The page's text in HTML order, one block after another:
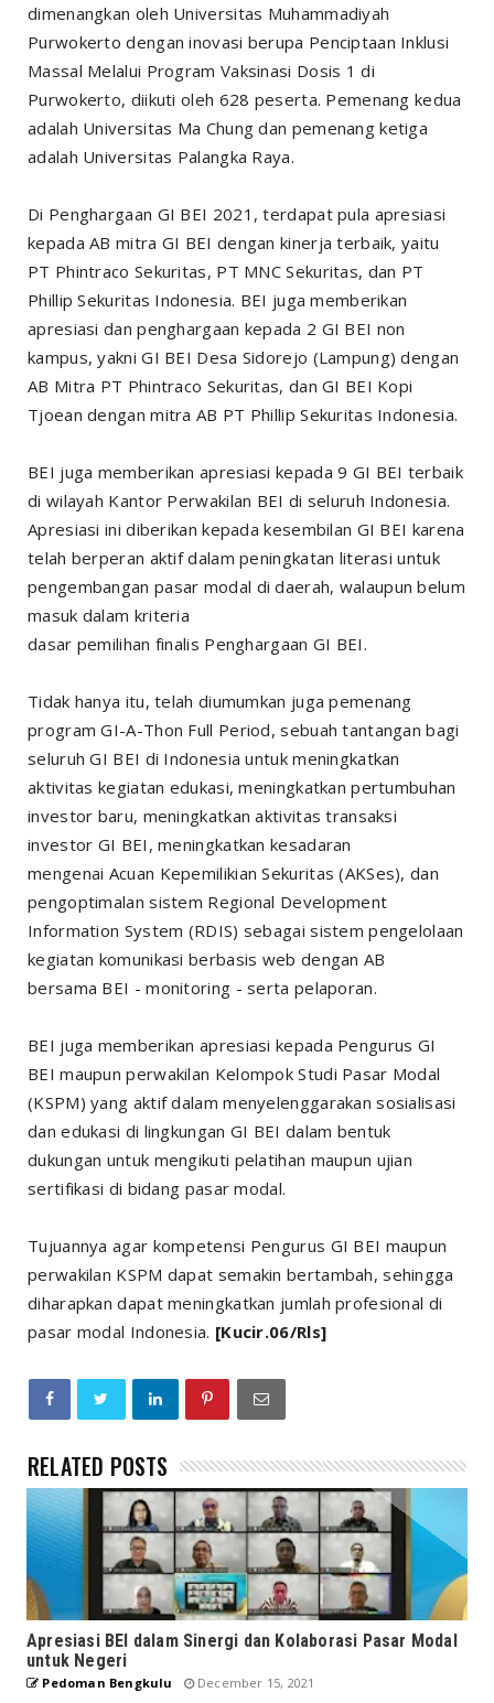
dimenangkan oleh Universitas Muhammadiyah
Purwokerto dengan inovasi berupa Penciptaan Inklusi
Massal Melalui Program Vaksinasi Dosis 1 di
Purwokerto, diikuti oleh 628 peserta. Pemenang kedua
adalah Universitas Ma Chung dan pemenang ketiga
adalah Universitas Palangka Raya.
Di Penghargaan GI BEI 2021, terdapat pula apresiasi
kepada AB mitra GI BEI dengan kinerja terbaik, yaitu
PT Phintraco Sekuritas, PT MNC Sekuritas, dan PT
Phillip Sekuritas Indonesia. BEI juga memberikan
apresiasi dan penghargaan kepada 2 GI BEI non
kampus, yakni GI BEI Desa Sidorejo (Lampung) dengan
AB Mitra PT Phintraco Sekuritas, dan GI BEI Kopi
Tjoean dengan mitra AB PT Phillip Sekuritas Indonesia.
BEI juga memberikan apresiasi kepada 9 GI BEI terbaik
di wilayah Kantor Perwakilan BEI di seluruh Indonesia.
Apresiasi ini diberikan kepada kesembilan GI BEI karena
telah berperan aktif dalam peningkatan literasi untuk
pengembangan pasar modal di daerah, walaupun belum
masuk dalam kriteria
dasar pemilihan finalis Penghargaan GI BEI.
Tidak hanya itu, telah diumumkan juga pemenang
program GI-A-Thon Full Period, sebuah tantangan bagi
seluruh GI BEI di Indonesia untuk meningkatkan
aktivitas kegiatan edukasi, meningkatkan pertumbuhan
investor baru, meningkatkan aktivitas transaksi
investor GI BEI, meningkatkan kesadaran
mengenai Acuan Kepemilikian Sekuritas (AKSes), dan
pengoptimalan sistem Regional Development
Information System (RDIS) sebagai sistem pengelolaan
kegiatan komunikasi berbasis web dengan AB
bersama BEI - monitoring - serta pelaporan.
BEI juga memberikan apresiasi kepada Pengurus GI
BEI maupun perwakilan Kelompok Studi Pasar Modal
(KSPM) yang aktif dalam menyelenggarakan sosialisasi
dan edukasi di lingkungan GI BEI dalam bentuk
dukungan untuk mengikuti pelatihan maupun ujian
sertifikasi di bidang pasar modal.
Tujuannya agar kompetensi Pengurus GI BEI maupun
perwakilan KSPM dapat semakin bertambah, sehingga
diharapkan dapat meningkatkan jumlah profesional di
pasar modal Indonesia. [Kucir.06/Rls]
RELATED POSTS
Apresiasi BEI dalam Sinergi dan Kolaborasi Pasar Modal
untuk Negeri
Pedoman Bengkulu December 15, 2021